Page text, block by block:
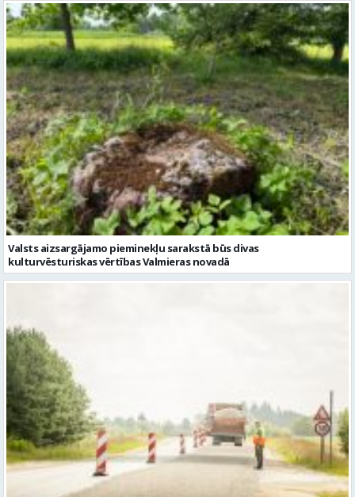
Valsts aizsargājamo pieminekļu sarakstā būs divas
kulturvēsturiskas vērtības Valmieras novadā